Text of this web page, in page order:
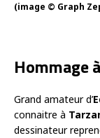
(image © Graph
Hommage
Grand amateur d’
connaitre à
dessinateur